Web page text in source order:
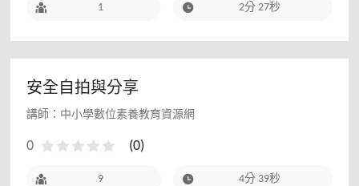
1 2分 27秒
安全自拍與分享
講師：中小學數位素養教育資源網
0 (0)
9 4分 39秒